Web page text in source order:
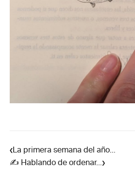
‹La primera semana del año…
✍️ Hablando de ordenar…›